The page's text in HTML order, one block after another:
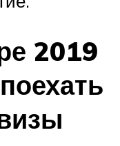
2019